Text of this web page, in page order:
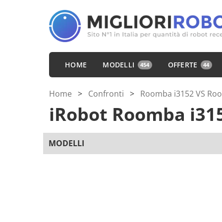
HOME MODELLI 454 OFFERTE 44
Home > Confronti > Roomba i3152 VS
iRobot Roomba
MODELLI